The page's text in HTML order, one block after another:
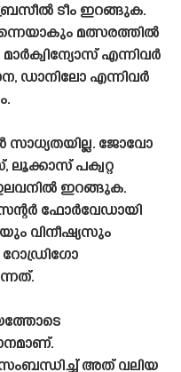
ടീം ഇറങ്ങുക.
മത്സരത്തിൽ
എന്നിവർ
ഡാനിലോ എന്നിവർ
സാധ്യതയില്ല. ജോവോ
പക്വറ്റ
ഇറങ്ങുക.
ഫോർവേഡായി
വിനീഷ്യസും
സംബന്ധിച്ച് അത് വലിയ